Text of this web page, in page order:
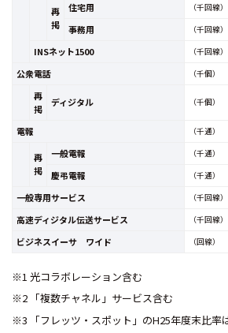
再
掲
住宅用 （千回線）
事務用
（千回線）
INSネット1500
（千回線）
公衆電話
（千個）
再
掲
ディジタル （千個）
電報 （千通）
再
掲
一般電報 （千通）
慶弔電報
（千通）
一般専用サービス
（千回線）
高速ディジタル伝送サービス
（千回線）
ビジネスイーサ ワイド
（回線）
※1 光コラボレーション含む
※2 「複数チャネル」サービス含む
※3 「フレッツ・スポット」のH25年度末比率